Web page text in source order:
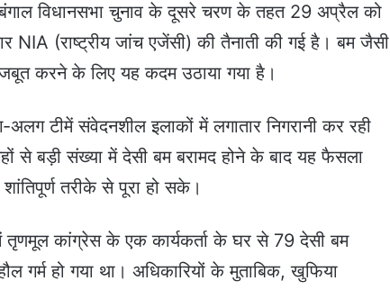
विधानसभा चुनाव के दूसरे चरण के तहत 29 अप्रैल को
NIA (राष्ट्रीय जांच एजेंसी) की तैनाती की गई है। बम जैसी
करने के लिए यह कदम उठाया गया है।
टीमें संवेदनशील इलाकों में लगातार निगरानी कर रही
से बड़ी संख्या में देसी बम बरामद होने के बाद यह फैसला
तरीके से पूरा हो सके।
तृणमूल कांग्रेस के एक कार्यकर्ता के घर से 79 देसी बम
गर्म हो गया था। अधिकारियों के मुताबिक, खुफिया